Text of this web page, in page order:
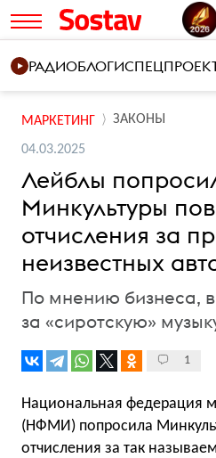
РАДИОБЛОГИ
МАРКЕТИНГ ЗАКОНЫ
04.03.2025
Лейблы
Минкультуры
отчисления за
неизвестных
По мнению бизнеса,
за «сиротскую»
1
Национальная федерация
(НФМИ) попросила
отчисления за так